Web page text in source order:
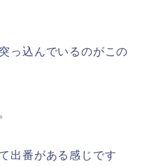
っ込んでいるのがこの
出番がある感じです